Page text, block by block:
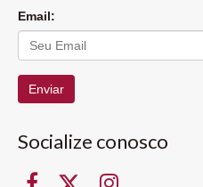
Email:
Enviar
Socialize conosco